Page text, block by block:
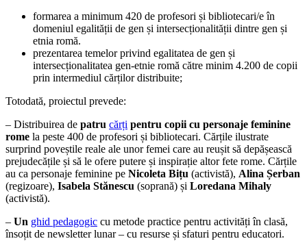
formarea a minimum 420 de profesori și bibliotecari/e în
domeniul egalității de gen și intersecționalității dintre gen și
etnia romă.
prezentarea temelor privind egalitatea de gen și
intersecționalitatea gen-etnie romă către minim 4.200 de copii
prin intermediul cărților distribuite;
Totodată, proiectul prevede:
– Distribuirea de patru cărți pentru copii cu personaje feminine
rome la peste 400 de profesori și bibliotecari. Cărțile ilustrate
surprind poveștile reale ale unor femei care au reușit să depășească
prejudecățile și să le ofere putere și inspirație altor fete rome. Cărțile
au ca personaje feminine pe Nicoleta Bițu (activistă), Alina Șerban
(regizoare), Isabela Stănescu (soprană) și Loredana Mihaly
(activistă).
– Un ghid pedagogic cu metode practice pentru activități în clasă,
însoțit de newsletter lunar – cu resurse și sfaturi pentru educatori.